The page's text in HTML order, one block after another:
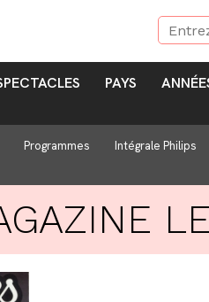
PAYS
Programmes Intégrale Philips